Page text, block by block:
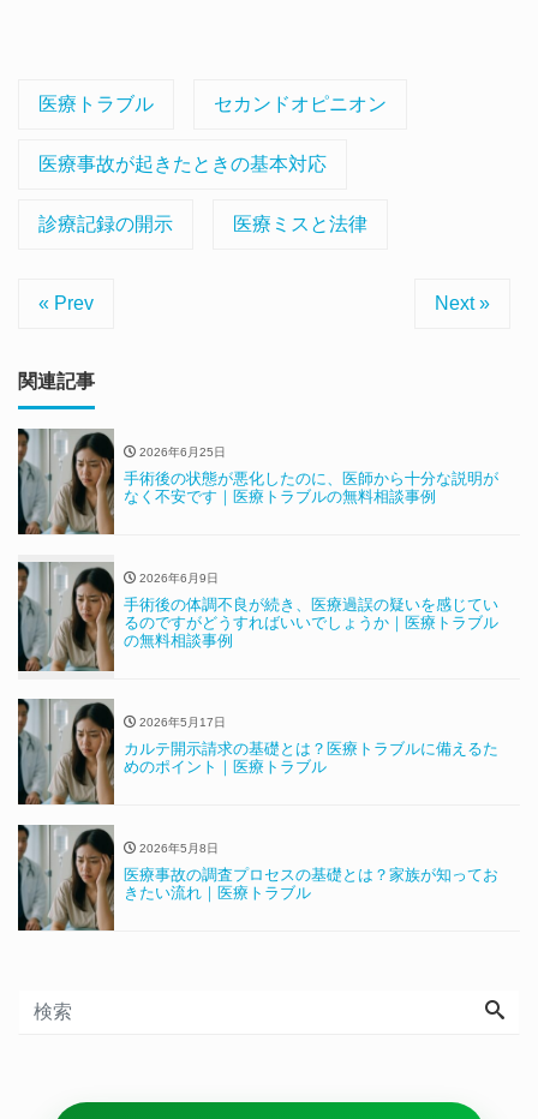
医療トラブル セカンドオピニオン
医療事故が起きたときの基本対応
診療記録の開示 医療ミスと法律
« Prev Next »
関連記事
2026年6月25日
手術後の状態が悪化したのに、医師から十分な説明が
なく不安です｜医療トラブルの無料相談事例
2026年6月9日
手術後の体調不良が続き、医療過誤の疑いを感じてい
るのですがどうすればいいでしょうか｜医療トラブル
の無料相談事例
2026年5月17日
カルテ開示請求の基礎とは？医療トラブルに備えるた
めのポイント｜医療トラブル
2026年5月8日
医療事故の調査プロセスの基礎とは？家族が知ってお
きたい流れ｜医療トラブル